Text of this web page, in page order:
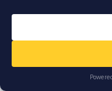
Unternehmen